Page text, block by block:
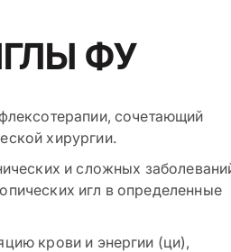
ФУ
сочетающий
хирургии.
и сложных
игл в определенные
крови и энергии (ци),